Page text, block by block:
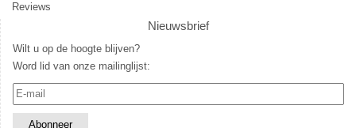
Reviews
Nieuwsbrief
Wilt u op de hoogte blijven?
Word lid van onze mailinglijst: